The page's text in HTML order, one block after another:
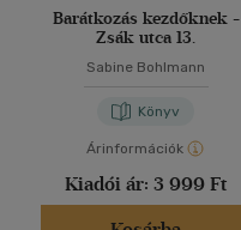
Barátkozás kezdőknek -
Zsák utca 13.
Sabine Bohlmann
Könyv
Árinformációk
Kiadói ár: 3 999 Ft